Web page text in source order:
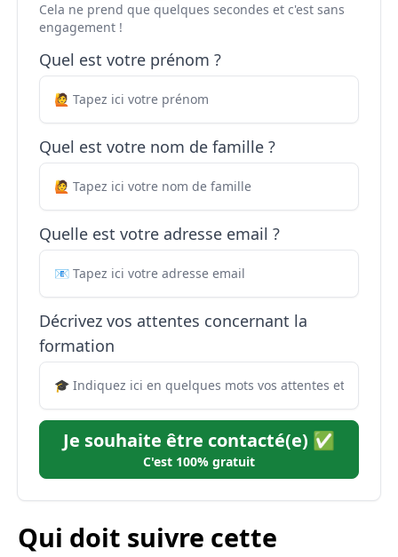
Cela ne prend que quelques secondes et c'est sans
engagement !
Quel est votre prénom ?
Quel est votre nom de famille ?
Quelle est votre adresse email ?
Décrivez vos attentes concernant la
formation
Je souhaite être contacté(e) ✅
C'est 100% gratuit
Qui doit suivre cette